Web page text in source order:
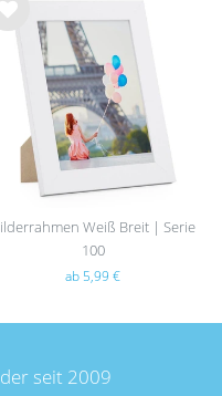
nsc
Weiß Breit | Serie
100
ab 5,99 €
seit 2009